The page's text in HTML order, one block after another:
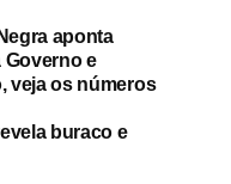
aponta
Governo e
veja os números
buraco e